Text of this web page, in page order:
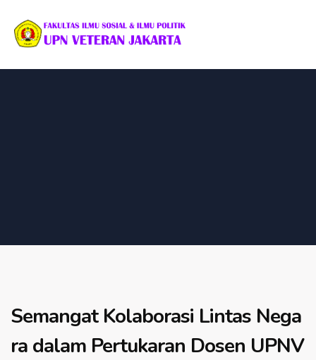
Semangat Kolaborasi Lintas Nega
ra dalam Pertukaran Dosen UPNV